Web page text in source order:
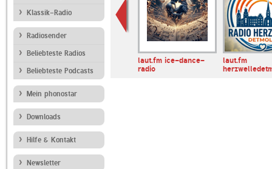
Klassik-Radio
Radiosender
Beliebteste Radios
Beliebteste Podcasts
Mein phonostar
Downloads
Hilfe & Kontakt
Newsletter
2017
laut.fm ice-dance-
radio
laut.fm